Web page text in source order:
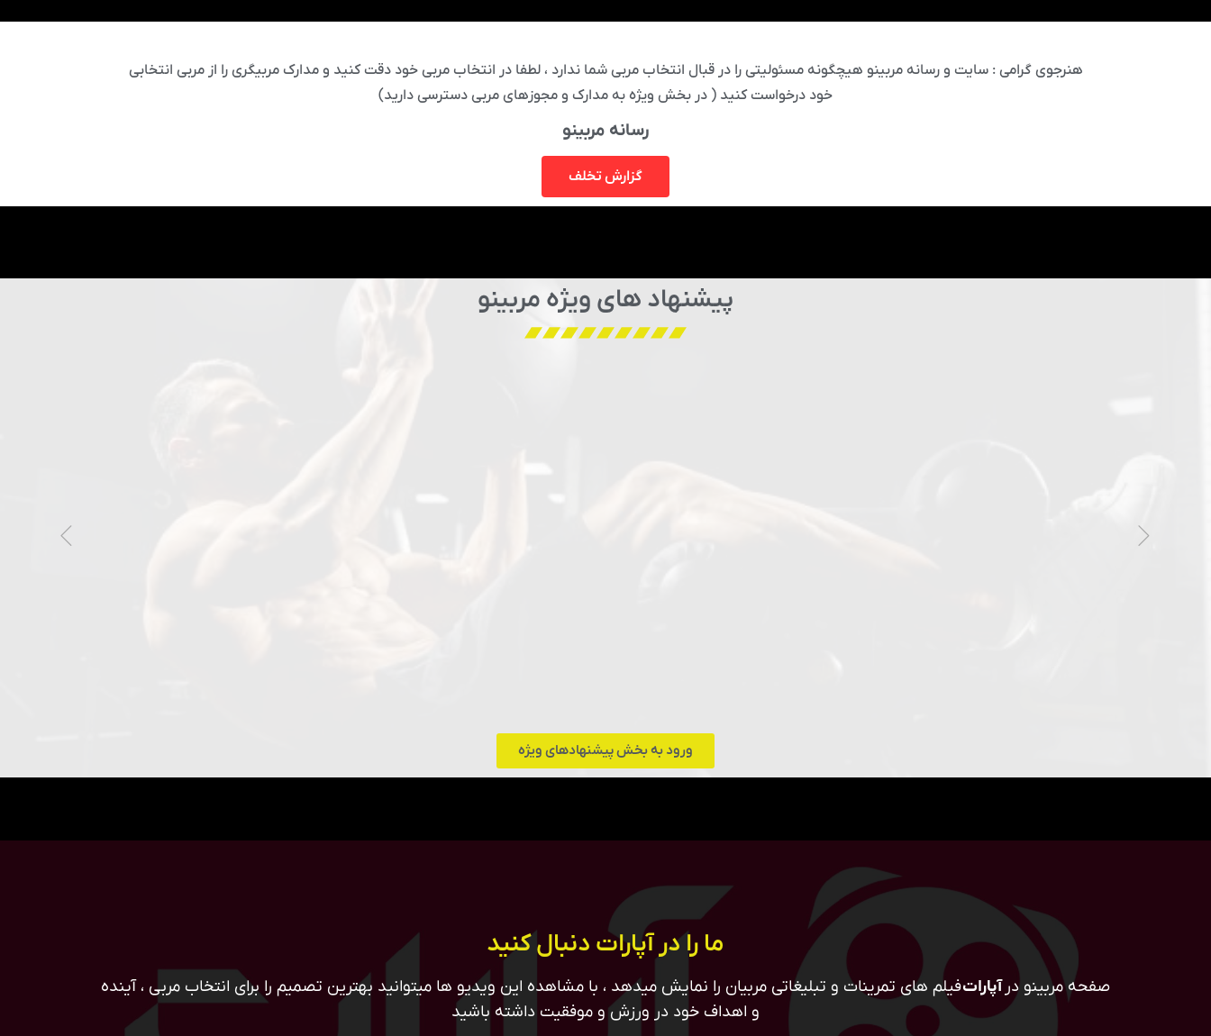
هنرجوی گرامی : سایت و رسانه مربینو هیچگونه مسئولیتی را در قبال انتخاب مربی شما ندارد ، لطفا در انتخاب مربی خود دقت کنید و مدارک مربیگری را از مربی انتخابی
خود درخواست کنید ( در بخش ویژه به مدارک و مجوزهای مربی دسترسی دارید)
رسانه مربینو
گزارش تخلف
پیشنهاد های ویژه مربینو
ورود به بخش پیشنهادهای ویژه
ما را در آپارات دنبال کنید
صفحه مربینو در آپاراتفیلم های تمرینات و تبلیغاتی مربیان را نمایش میدهد ، با مشاهده این ویدیو ها میتوانید بهترین تصمیم را برای انتخاب مربی ، آینده
و اهداف خود در ورزش و موفقیت داشته باشید